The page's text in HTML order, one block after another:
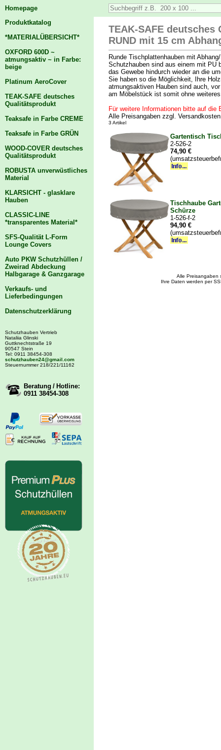
Homepage
Produktkatalog
*MATERIALÜBERSICHT*
OXFORD 600D ~
atmungsaktiv ~ in Farbe:
beige
Platinum AeroCover
TEAK-SAFE deutsches
Qualitätsprodukt
Teaksafe in Farbe CREME
Teaksafe in Farbe GRÜN
WOOD-COVER deutsches
Qualitätsprodukt
ROBUSTA unverwüstliches
Material
KLARSICHT - glasklare
Hauben
CLASSIC-LINE
*transparentes Material*
SFS-Qualität L-Form
Lounge Covers
Auto PKW Schutzhüllen /
Zweirad Abdeckung
Halbgarage & Ganzgarage
Verkaufs- und
Lieferbedingungen
Datenschutzerklärung
Schutzhauben Vertrieb
Nataliia Glinski
Guttknechtstraße 19
90547 Stein
Tel: 0911 38454-308
schutzhauben24@gmail.com
Steuernummer 218/221/11162
Beratung / Hotline:
0911 38454-308
TEAK-SAFE
RUND mit 15 cm
Runde Tischplattenhauben mit
Schutzhauben sind aus einem mit PU
das Gewebe hindurch wieder an die
Sie haben so die Möglichkeit, Ihre
atmungsaktiven Hauben sind auch,
am Möbelstück ist somit ohne
Für weitere Informationen bitte auf die
Alle Preisangaben zzgl.
3 Artikel
Gartentisch
2-526-2
74,90 €
Tischhaube
Schürze
1-526-f-2
94,90 €
Alle Preisangaben
Ihre Daten werden per